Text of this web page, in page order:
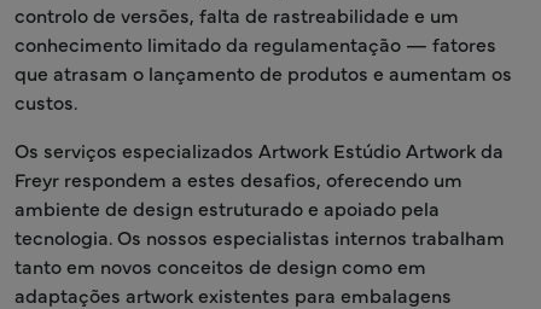
controlo de versões, falta de rastreabilidade e um
conhecimento limitado da regulamentação — fatores
que atrasam o lançamento de produtos e aumentam os
custos.
Os serviços especializados Artwork Estúdio Artwork da
Freyr respondem a estes desafios, oferecendo um
ambiente de design estruturado e apoiado pela
tecnologia. Os nossos especialistas internos trabalham
tanto em novos conceitos de design como em
adaptações artwork existentes para embalagens